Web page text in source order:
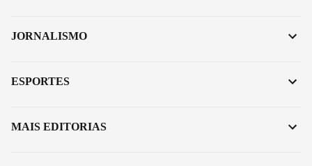
JORNALISMO
ESPORTES
MAIS EDITORIAS